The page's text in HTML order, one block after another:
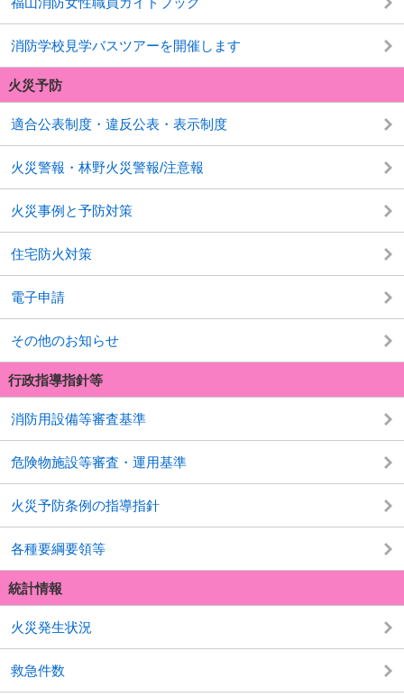
消防学校見学バスツアーを開催します
火災予防
適合公表制度・違反公表・表示制度
火災警報・林野火災警報/注意報
火災事例と予防対策
住宅防火対策
電子申請
その他のお知らせ
行政指導指針等
消防用設備等審査基準
危険物施設等審査・運用基準
火災予防条例の指導指針
各種要綱要領等
統計情報
火災発生状況
救急件数